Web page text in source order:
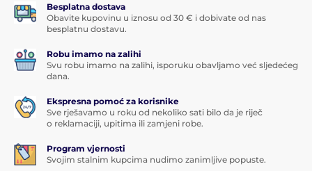
Besplatna dostava
Obavite kupovinu u iznosu od 30 € i dobivate od nas
besplatnu dostavu.
Robu imamo na zalihi
Svu robu imamo na zalihi, isporuku obavljamo već sljedećeg
dana.
Ekspresna pomoć za korisnike
Sve rješavamo u roku od nekoliko sati bilo da je riječ
o reklamaciji, upitima ili zamjeni robe.
Program vjernosti
Svojim stalnim kupcima nudimo zanimljive popuste.